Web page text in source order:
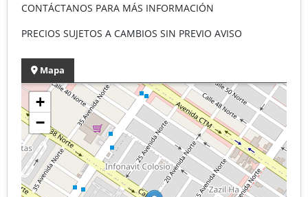
CONTÁCTANOS PARA MÁS INFORMACIÓN
PRECIOS SUJETOS A CAMBIOS SIN PREVIO AVISO
Mapa
+
−